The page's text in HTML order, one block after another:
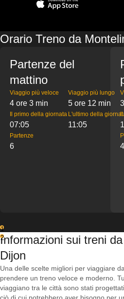
Orario Treno da
Partenze del
mattino
Viaggio più veloce
4 ore 3 min
Viaggio più lungo
5 ore 12 min
Il primo della giornata
07:05
L'ultimo della
11:05
Partenze
6 4
1
2
Informazioni sui treni
Dijon
Una delle scelte migliori per viaggiare
prendere un treno veloce e moderno.
viaggiano tra le città sono stati